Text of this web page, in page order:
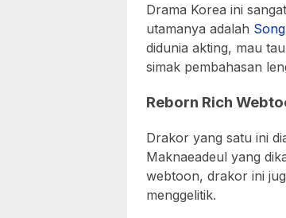
Drama Korea ini
utamanya adalah Song
didunia akting, mau
simak pembahasan
Reborn Rich
Drakor yang satu ini
Maknaeadeul yang
webtoon, drakor ini
menggelitik.